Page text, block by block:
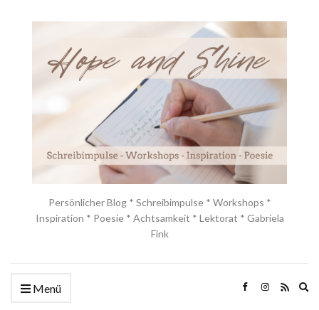
Persönlicher Blog * Schreibimpulse * Workshops *
Inspiration * Poesie * Achtsamkeit * Lektorat * Gabriela
Fink
Menü